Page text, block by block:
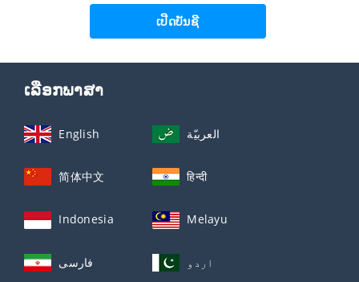
ເປີດບັນຊີ
ເລືອກພາສາ
English العربيّة
简体中文 हिन्दी
Indonesia Melayu
فارسی اردو